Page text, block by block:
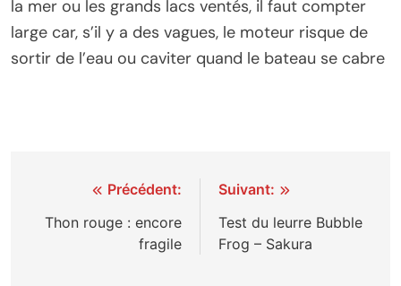
la mer ou les grands lacs ventés, il faut compter
large car, s’il y a des vagues, le moteur risque de
sortir de l’eau ou caviter quand le bateau se cabre
Navigation
de
Précédent:
Thon rouge : encore
fragile
Suivant:
Test du leurre Bubble
Frog – Sakura